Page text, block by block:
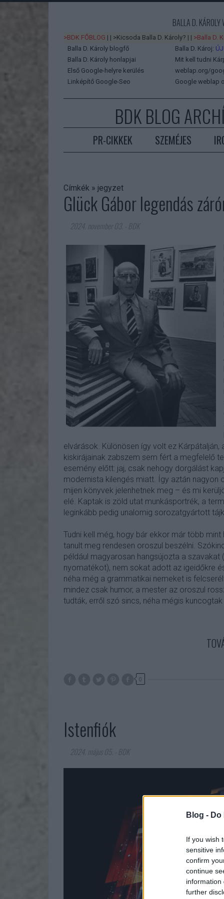
Blog -
If you wish
sensitive
confirm
continue
information
further
BALLA D.
>BDK FŐBLOG | | >Kicsoda Balla D. Károly? | | >Balla D.
Balla D. Károly blogfő
Balla D. Károj:
Balla D. Károly honlapjai
Mit kell tudni
Első Google-helyre kerülés
weblap.org/
Linképítő Google-Seo
Google weblap
BDK BLOG
PR-CIKKEK SZEMÉJES
Címkék » jegyzet
Glück Gábor legendás
2024. november 03. BDK
elvárások. Különösen így volt ez
kiskirájainak zabszem sem fért a megfelelő
esemény előtt: jaj, csak nehogy dorgálást
modernista kilengés miatt. Így aztán nagyon
mijen könyvek jelenhetnek meg – és mi
elé. Kaptak is zöld utat munkásportrék, a
leginkább pedig unalomig sorozatgyártott
Tudni kell még, hogy bár ekkor már több
tanult meg rendesen oroszul beszélni.
például magyarosan hangsújozta a szavakat
nyomatékot), nem sokat adott az igeidőkre
néha még a grammatikai nemeket is
mindez csak humor, a mester az oroszul
tudták, erről szó sincs, néha mégis
0
Istenfiók
2024. május 05. BDK